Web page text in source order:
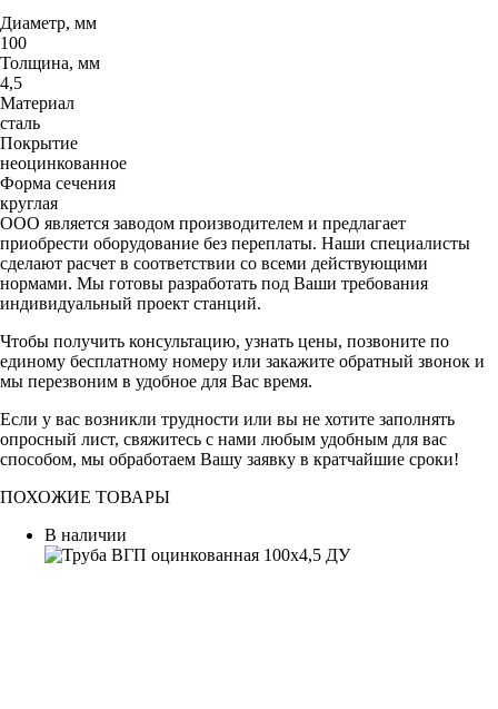
Диаметр, мм
100
Толщина, мм
4,5
Материал
сталь
Покрытие
неоцинкованное
Форма сечения
круглая
ООО является заводом производителем и предлагает
приобрести оборудование без переплаты. Наши специалисты
сделают расчет в соответствии со всеми действующими
нормами. Мы готовы разработать под Ваши требования
индивидуальный проект станций.
Чтобы получить консультацию, узнать цены, позвоните по
единому бесплатному номеру или закажите обратный звонок и
мы перезвоним в удобное для Вас время.
Если у вас возникли трудности или вы не хотите заполнять
опросный лист, свяжитесь с нами любым удобным для вас
способом, мы обработаем Вашу заявку в кратчайшие сроки!
ПОХОЖИЕ ТОВАРЫ
В наличии